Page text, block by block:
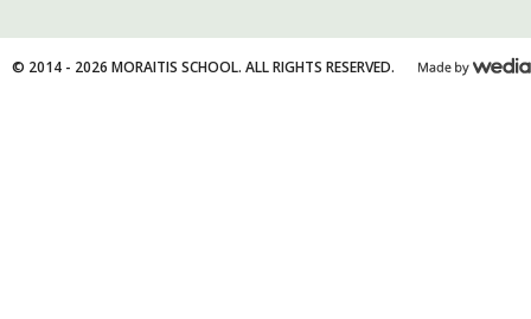
© 2014 - 2026 MORAITIS SCHOOL. ALL RIGHTS RESERVED.